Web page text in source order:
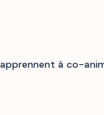
apprennent à co-